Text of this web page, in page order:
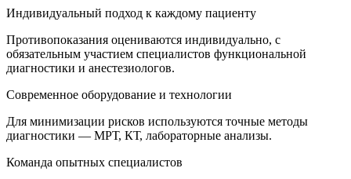
Индивидуальный подход к каждому пациенту
Противопоказания оцениваются индивидуально, с
обязательным участием специалистов функциональной
диагностики и анестезиологов.
Современное оборудование и технологии
Для минимизации рисков используются точные методы
диагностики — МРТ, КТ, лабораторные анализы.
Команда опытных специалистов